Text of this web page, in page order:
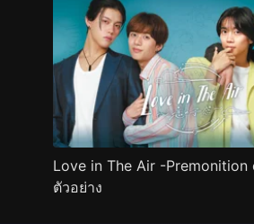
Love in The Air -
ตัวอย่าง